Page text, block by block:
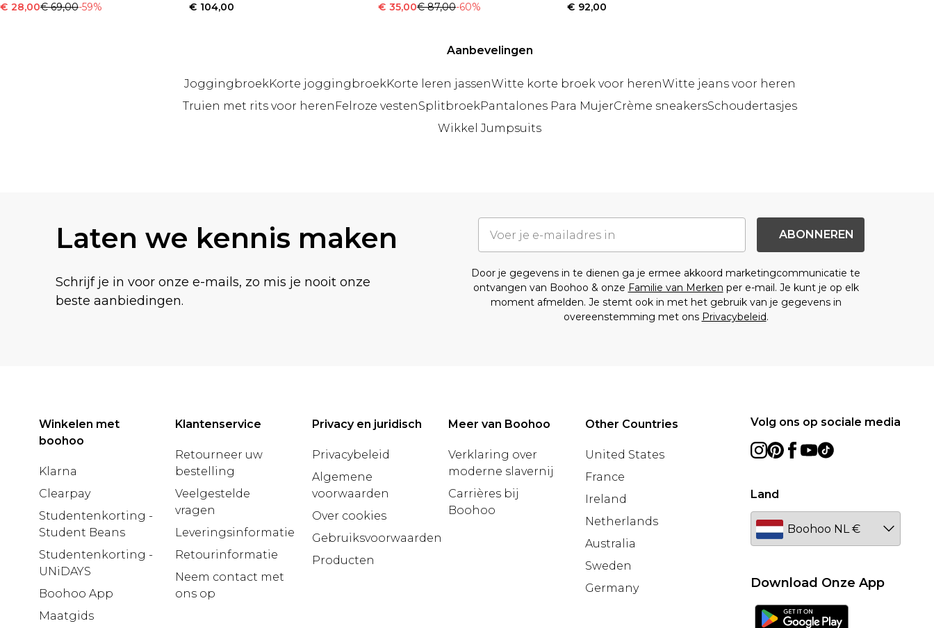
€ 28,00€ 69,00-59% € 104,00 € 35,00€ 87,00-60% € 92,00
Aanbevelingen
JoggingbroekKorte joggingbroekKorte leren jassenWitte korte broek voor herenWitte jeans voor heren
Truien met rits voor heren Felroze vestenSplitbroekPantalones Para MujerCrème sneakersSchoudertasjes
Wikkel Jumpsuits
Laten we kennis maken
Schrijf je in voor onze e-mails, zo mis je nooit onze
beste aanbiedingen.
ABONNEREN
Door je gegevens in te dienen ga je ermee akkoord marketingcommunicatie te
ontvangen van Boohoo & onze Familie van Merken per e-mail. Je kunt je op elk
moment afmelden. Je stemt ook in met het gebruik van je gegevens in
overeenstemming met ons Privacybeleid.
Winkelen met
boohoo
Klarna
Clearpay
Studentenkorting -
Student Beans
Studentenkorting -
UNiDAYS
Boohoo App
Maatgids
Klantenservice
Retourneer uw
bestelling
Veelgestelde
vragen
Leveringsinformatie
Retourinformatie
Neem contact met
ons op
Privacy en juridisch
Privacybeleid
Algemene
voorwaarden
Over cookies
Gebruiksvoorwaarden
Producten
Meer van Boohoo
Verklaring over
moderne slavernij
Carrières bij
Boohoo
Other Countries
United States
France
Ireland
Netherlands
Australia
Sweden
Germany
Land
Volg ons op sociale media
Download Onze App